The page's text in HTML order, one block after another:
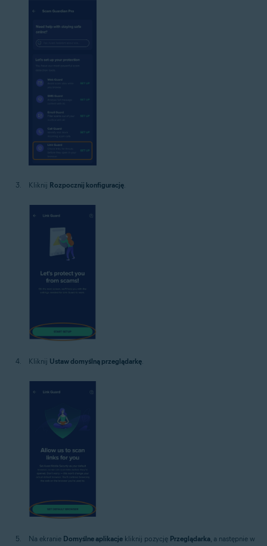
Kliknij Rozpocznij konfigurację
Kliknij Ustaw domyślną przeglądarkę
Na ekranie Domyślne aplikacje kliknij pozycję Przeglądarka , a następnie w